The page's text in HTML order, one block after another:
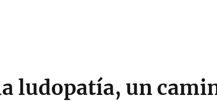
ludopatía, un